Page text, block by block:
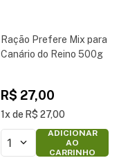
Ração Prefere Mix para
Canário do Reino 500g
R$ 27,00
1 R$ 27,00
1
ADICIONAR
AO
CARRINHO